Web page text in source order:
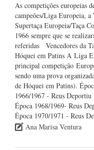
As competições europeias
campeões/Liga Europeia, a
Supertaça Europeia/Taça
1966 sempre que se
referidas Vencedores da
Hóquei em Patins A Liga
principal competição
sendo uma prova
de Hóquei em Patins).
1966/1967 - Reus
Época 1968/1969- Reus
Época 1970/1971 - Reus
Ana Marisa Ventura